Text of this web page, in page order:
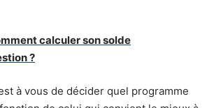
calculer son solde
?
à vous de décider quel programme